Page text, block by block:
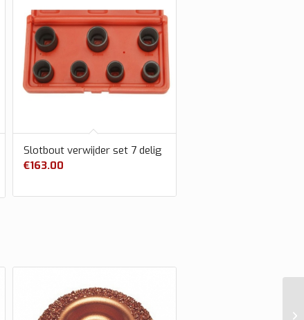
Slotbout verwijder set 7 delig
€163.00